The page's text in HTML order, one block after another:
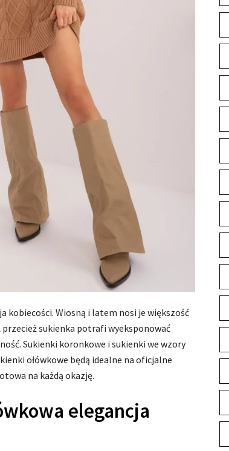
kobiecości. Wiosną i latem nosi je większość
przecież sukienka potrafi wyeksponować
Sukienki koronkowe i sukienki we wzory
ołówkowe będą idealne na oficjalne
na każdą okazję.
elegancja